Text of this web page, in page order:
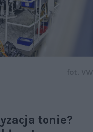
tonie?